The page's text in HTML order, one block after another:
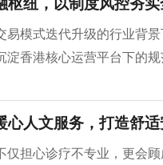
枢纽，以制度风控夯
模式迭代升级的行业背
淀香港核心运营平台下的
心人文服务，打造舒
仅担心诊疗不专业，更会